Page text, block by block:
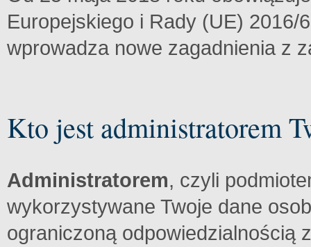
Europejskiego i Rady (UE) 2016/
wprowadza nowe zagadnienia z
Kto jest administratorem
Administratorem, czyli
wykorzystywane Twoje dane
ograniczoną odpowiedzialnością